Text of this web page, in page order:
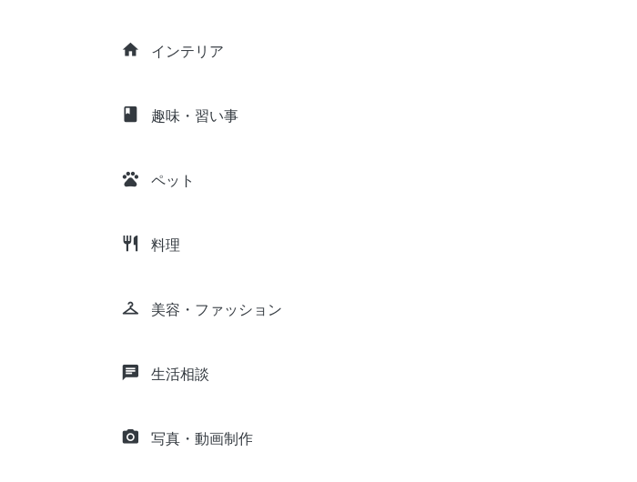
home インテリア
class 趣味・習い事
pets ペット
restaurant 料理
checkroom 美容・ファッション
chat 生活相談
camera_alt 写真・動画制作